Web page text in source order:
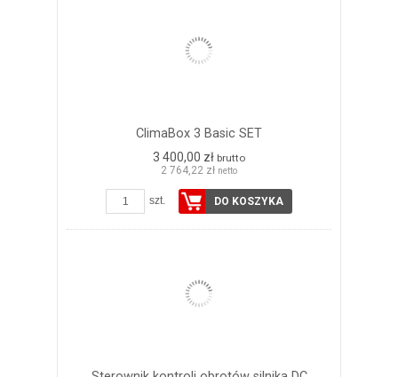
ClimaBox 3 Basic SET
3 400,00 zł brutto
2 764,22 zł netto
szt. DO KOSZYKA